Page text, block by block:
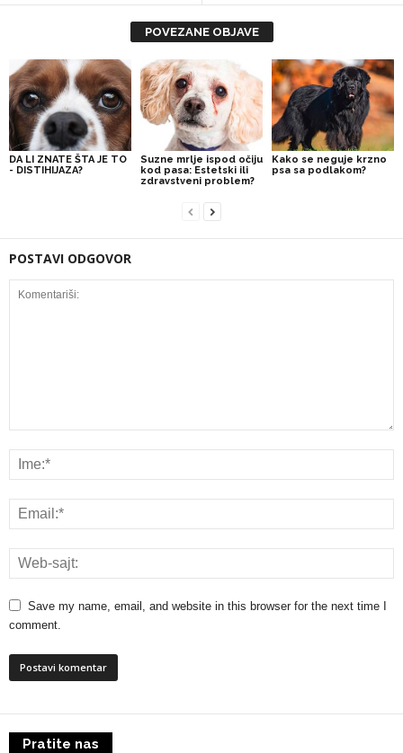
POVEZANE OBJAVE
DA LI ZNATE ŠTA JE TO
- DISTIHIJAZA?
Suzne mrlje ispod očiju
kod pasa: Estetski ili
zdravstveni problem?
Kako se neguje krzno
psa sa podlakom?
POSTAVI ODGOVOR
Save my name, email, and website in this browser for the next time I
comment.
Pratite nas